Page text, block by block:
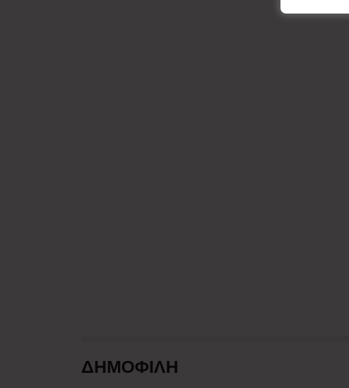
ΔΗΜΟΦΙΛΗ